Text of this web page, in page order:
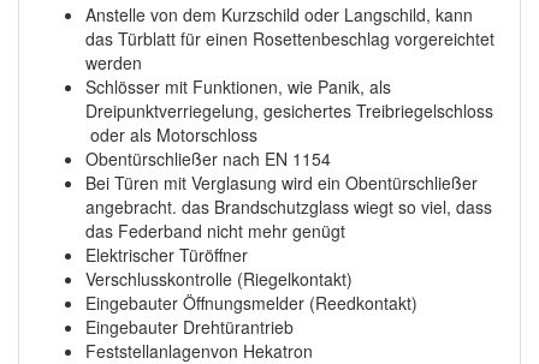
Anstelle von dem Kurzschild oder Langschild, kann
das Türblatt für einen Rosettenbeschlag vorgereichtet
werden
Schlösser mit Funktionen, wie Panik, als
Dreipunktverriegelung, gesichertes Treibriegelschloss
oder als Motorschloss
Obentürschließer nach EN 1154
Bei Türen mit Verglasung wird ein Obentürschließer
angebracht. das Brandschutzglass wiegt so viel, dass
das Federband nicht mehr genügt
Elektrischer Türöffner
Verschlusskontrolle (Riegelkontakt)
Eingebauter Öffnungsmelder (Reedkontakt)
Eingebauter Drehtürantrieb
Feststellanlagenvon Hekatron